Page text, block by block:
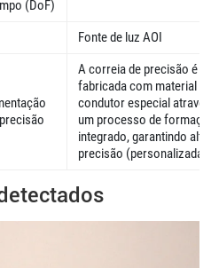
(DoF)
Fonte de luz AOI
A correia de precisão é
fabricada com material
condutor especial
um processo de
integrado, garantindo alta
precisão (personalizada)